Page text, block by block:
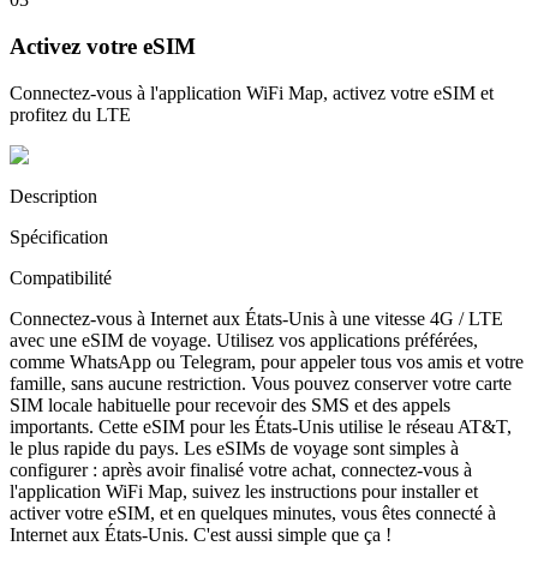
Activez votre eSIM
Connectez-vous à l'application WiFi Map, activez votre eSIM et
profitez du LTE
Description
Spécification
Compatibilité
Connectez-vous à Internet aux États-Unis à une vitesse 4G / LTE
avec une eSIM de voyage. Utilisez vos applications préférées,
comme WhatsApp ou Telegram, pour appeler tous vos amis et votre
famille, sans aucune restriction. Vous pouvez conserver votre carte
SIM locale habituelle pour recevoir des SMS et des appels
importants. Cette eSIM pour les États-Unis utilise le réseau AT&T,
le plus rapide du pays. Les eSIMs de voyage sont simples à
configurer : après avoir finalisé votre achat, connectez-vous à
l'application WiFi Map, suivez les instructions pour installer et
activer votre eSIM, et en quelques minutes, vous êtes connecté à
Internet aux États-Unis. C'est aussi simple que ça !